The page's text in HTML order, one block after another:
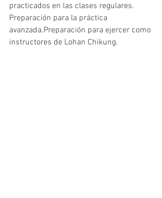
practicados en las clases regulares.
Preparación para la práctica
avanzada.Preparación para ejercer como
instructores de Lohan Chikung.